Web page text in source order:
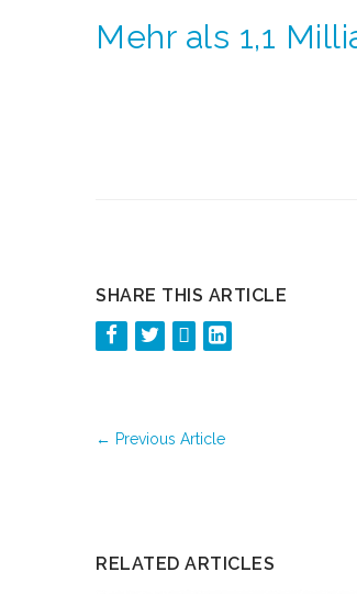
Mehr als 1,1
SHARE THIS ARTICLE
← Previous Article
RELATED ARTICLES